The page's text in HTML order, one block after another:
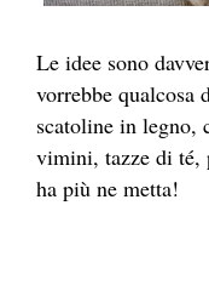
Le idee sono
vorrebbe qualcosa
scatoline in
vimini, tazze di té,
ha più ne metta!